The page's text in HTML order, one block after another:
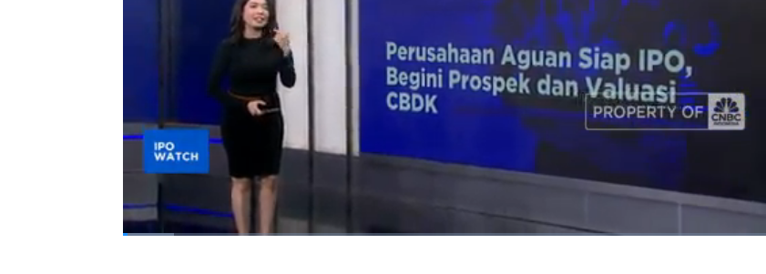
berlangsung pada 3-9 Januari 2025. Lantas seperti apa prospek IPO CBDK?
Selengkapnya saksikan paparan Equity Analyst CNBC Indonesia Research Susi Setiawaty di Program
Closing Bell CNBC Indonesia, Jumat (20/12/2024).
Bagikan:
#cbdk #pani